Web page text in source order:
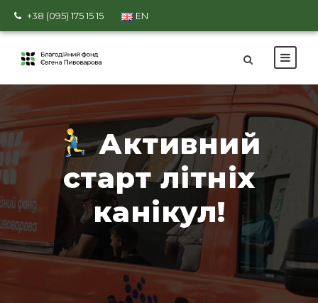
+38 (095) 175 15 15 EN
Активний
старт літніх
канікул!